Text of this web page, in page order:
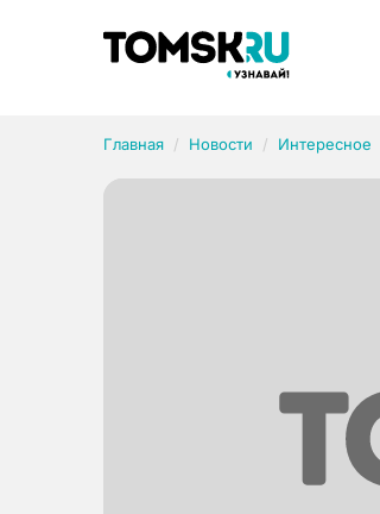
Главная Новости Интересное
Рубрики